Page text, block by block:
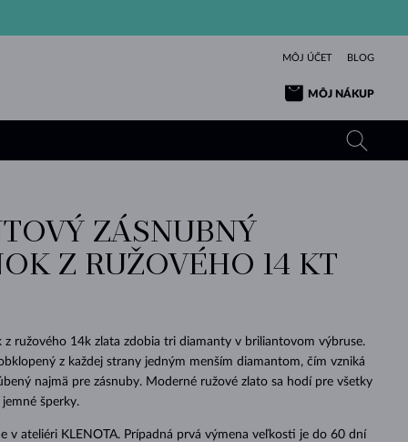
MÔJ ÚČET BLOG
MÔJ NÁKUP
VÝNIMOČNÝ
LÁSKA
ŽLTÉ ZLATO
RUŽOVÉ ZLATO
KRÁSOU
TANZANITY
TOPÁSY
PRE BÁBÄTKÁ
SVADOBNÉ
KRÁSNE
TURMALÍNY
VLTAVÍNY
BIELE ZLATO
ŽLTÉ ZLATO
PRÍVESKY
NÁRAMKY
ELEGANCIA
ZAFÍRY
SMARAGDY
SVADOBNÉ
ŽLTÉ ZLATO
ŠPERKY
KRÁSU
KOLEKCIE
ZÁSNUBNÝ
Z RUŽOVÉHO 14 KT
z ružového 14k zlata zdobia tri diamanty v briliantovom výbruse.
z každej strany jedným menším diamantom, čím vzniká
najmä pre zásnuby. Moderné ružové zlato sa hodí pre všetky
šperky.
v ateliéri KLENOTA. Prípadná prvá výmena veľkosti je do 60 dní